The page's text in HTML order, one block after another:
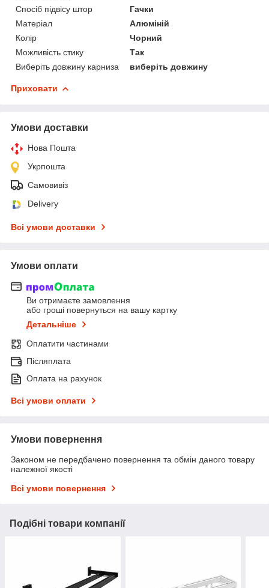
Спосіб підвісу штор
Гачки
Матеріал
Алюміній
Колір
Чорний
Можливість стику
Так
Виберіть довжину карниза
виберіть довжину
Приховати
Умови доставки
Нова Пошта
Укрпошта
Самовивіз
Delivery
Всі умови доставки
Умови оплати
Ви отримаєте замовлення
або гроші повернуться на вашу картку
Детальніше
Оплатити частинами
Післяплата
Оплата на рахунок
Всі умови оплати
Умови повернення
Законом не передбачено повернення та обмін даного товару
належної якості
Всі умови повернення
Подібні товари компанії